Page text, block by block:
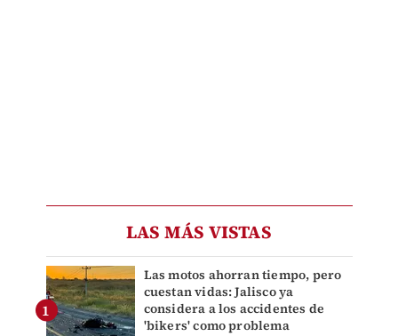
LAS MÁS VISTAS
Las motos ahorran tiempo, pero
cuestan vidas: Jalisco ya
considera a los accidentes de
'bikers' como problema